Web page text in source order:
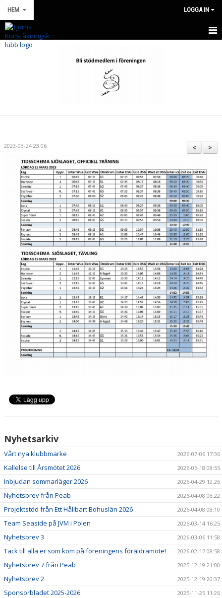
HEM LOGGA IN
HEM
KONTAKT
KALENDER
BILDGALLERI
DOKUMENT
SPONSORER
INTRESSEANMÄLAN TILL VÅRA SYNKROLAG
YOUTUBE-KANAL
>
<
2023-03-24 23:06
Nyhetsarkiv
Vårt nya klubbmärke 2026-07-06 17:36
Kallelse till Årsmötet 2026 2026-05-18 08:55
Inbjudan sommarläger 2026 2026-04-29 12:26
Nyhetsbrev från Peab 2026-04-08 08:22
Projektstöd från Ett Hållbart Bohuslän 2026 2026-04-08 08:10
Team Seaside på JVM i Polen 2026-03-14 16:25
Nyhetsbrev 3 2026-03-06 11:58
Tack till alla er som kom på föreningens föräldramöte! 2026-02-17 08:58
Nyhetsbrev 7 från Peab 2025-12-19 21:00
Nyhetsbrev 2 2025-12-19 20:37
Sponsorbladet 2025-2026 2025-11-25 11:26